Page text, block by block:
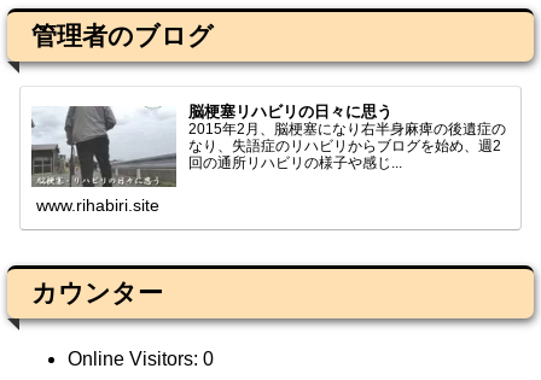
管理者のブログ
脳梗塞リハビリの日々に思う
2015年2月、脳梗塞になり右半身麻痺の後遺症の
なり、失語症のリハビリからブログを始め、週2
回の通所リハビリの様子や感じ...
www.rihabiri.site
カウンター
Online Visitors: 0